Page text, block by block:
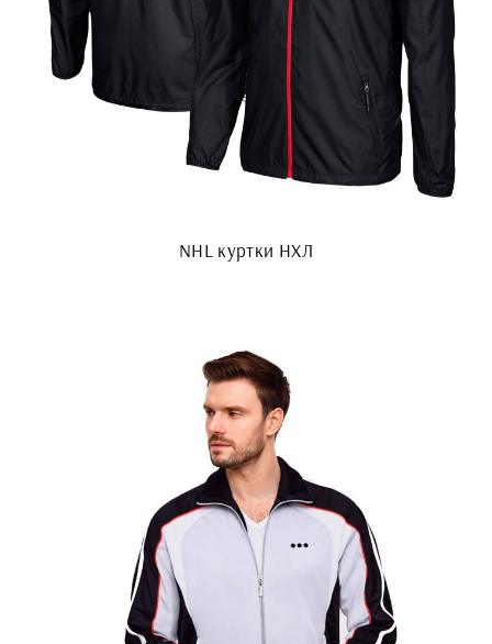
NHL куртки НХЛ